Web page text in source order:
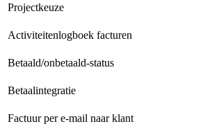
Projectkeuze
Activiteitenlogboek facturen
Betaald/onbetaald-status
Betaalintegratie
Factuur per e-mail naar klant